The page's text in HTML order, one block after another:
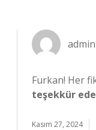
admin
Furkan! Her
teşekkür
Kasım 27, 2024